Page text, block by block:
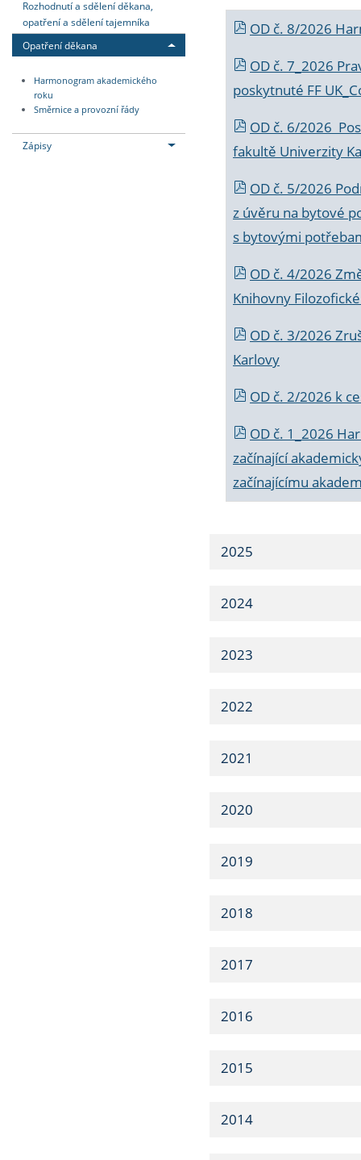
Rozhodnutí a sdělení děkana,
opatření a sdělení tajemníka
Opatření děkana
Harmonogram akademického
roku
Směrnice a provozní řády
Zápisy
OD č. 8/2026
OD č. 7_2026
poskytnuté FF
OD č. 6/2026
fakultě Univerzity
OD č. 5/2026
z úvěru na bytové
s bytovými
OD č. 4/2026
Knihovny
OD č. 3/2026
Karlovy
OD č. 2/2026 k
OD č. 1_2026
začínající
začínajícímu
2025
2024
2023
2022
2021
2020
2019
2018
2017
2016
2015
2014